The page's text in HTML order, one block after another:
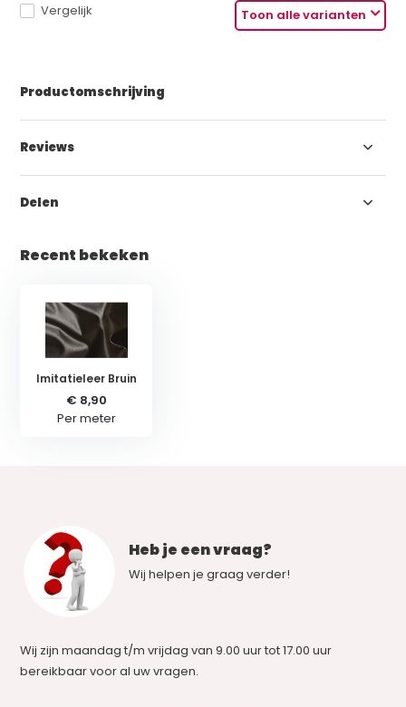
Toon alle varianten
Vergelijk
Productomschrijving
Reviews
Delen
Recent bekeken
Imitatieleer Bruin
€ 8,90
Per meter
Heb je een vraag?
Wij helpen je graag verder!
Wij zijn maandag t/m vrijdag van 9.00 uur tot 17.00 uur
bereikbaar voor al uw vragen.